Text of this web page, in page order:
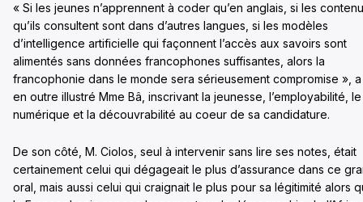
« Si les jeunes n’apprennent à coder qu’en anglais, si les
qu’ils consultent sont dans d’autres langues, si les modèles
d’intelligence artificielle qui façonnent l’accès aux savoirs sont
alimentés sans données francophones suffisantes, alors la
francophonie dans le monde sera sérieusement compromise », a
en outre illustré Mme Bâ, inscrivant la jeunesse, l’employabilité, le
numérique et la découvrabilité au coeur de sa candidature.
De son côté, M. Ciolos, seul à intervenir sans lire ses notes, était
certainement celui qui dégageait le plus d’assurance dans ce
oral, mais aussi celui qui craignait le plus pour sa légitimité alors